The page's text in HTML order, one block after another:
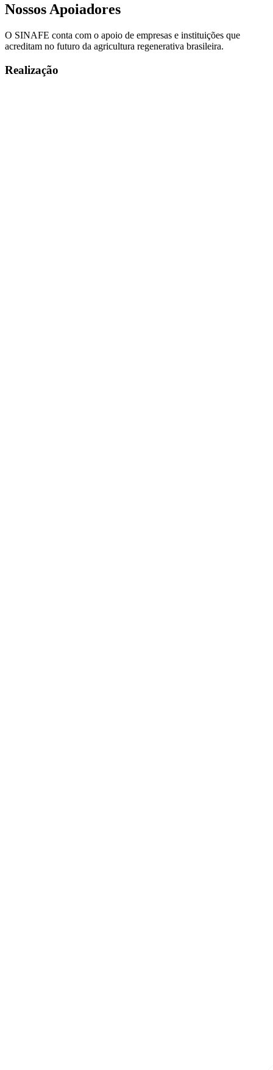
Nossos Apoiadores
O SINAFE conta com o apoio de empresas e instituições que
acreditam no futuro da agricultura regenerativa brasileira.
Realização